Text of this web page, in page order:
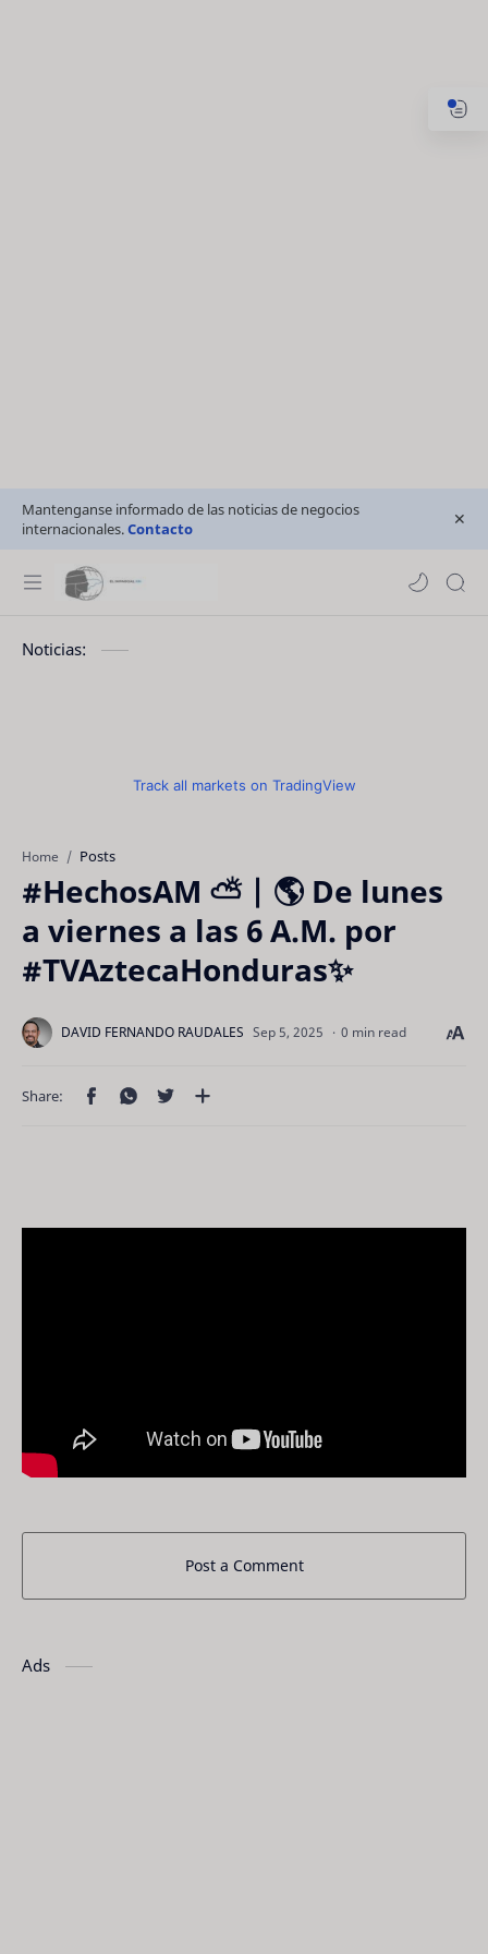
Mantenganse informado de las noticias de negocios
internacionales.Contacto
Noticias:
Track all markets on TradingView
Home Posts
#HechosAM ⛅ | 🌎 De lunes
a viernes a las 6 A.M. por
#TVAztecaHonduras✨
0 min read
Post a Comment
Ads